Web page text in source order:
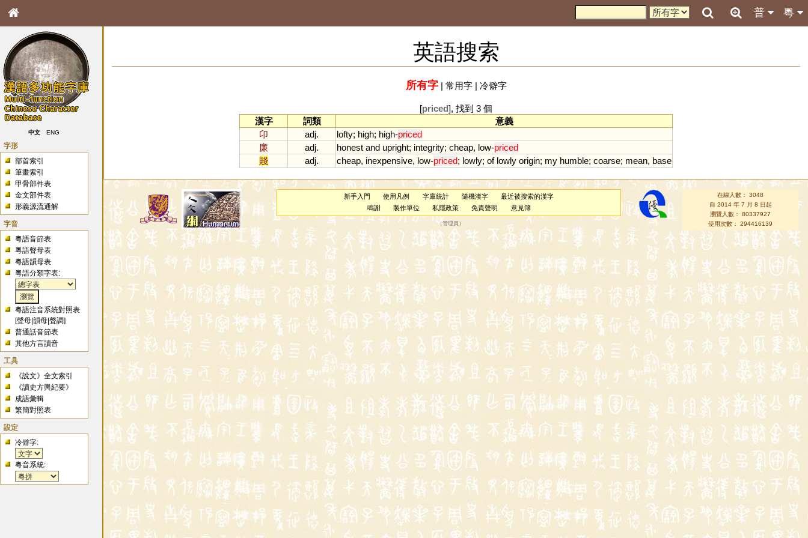
粵
普
中文 ENG
字形
部首索引
筆畫索引
甲骨部件表
金文部件表
形義源流通解
字音
粵語音節表
粵語聲母表
粵語韻母表
粵語分類字表:
粵語注音系統對照表
[聲母 |韻母 |聲調]
普通話音節表
其他方言讀音
工具
《說文》全文索引
《讀史方輿紀要》
成語彙輯
繁簡對照表
設定
冷僻字:
粵音系統:
英語搜索
所有字| 常用字| 冷僻字
[priced], 找到 3 個
漢字
詞類
意義
卬
adj. lofty; high; high-priced
廉
adj. honest and upright; integrity; cheap, low-priced
賤
adj. cheap, inexpensive, low-priced; lowly; of lowly origin; my humble; coarse; mean, base
新手入門 使用凡例 字庫統計 隨機漢字
最近被搜索的漢字
鳴謝
製作單位 私隱政策 免責聲明 意見簿
（管理員 ）
在線人數： 3048
自 2014 年 7 月 8 日起
瀏覽人數： 80337927
使用次數： 294416139